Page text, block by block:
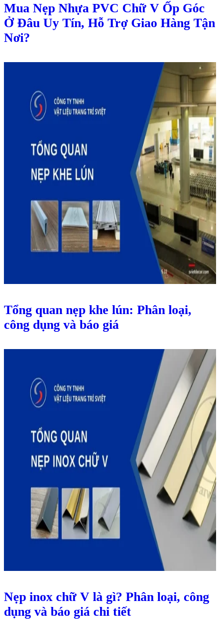
Mua Nẹp Nhựa PVC Chữ V Ốp Góc
Ở Đâu Uy Tín, Hỗ Trợ Giao Hàng Tận
Nơi?
Tổng quan nẹp khe lún: Phân loại,
công dụng và báo giá
Nẹp inox chữ V là gì? Phân loại, công
dụng và báo giá chi tiết